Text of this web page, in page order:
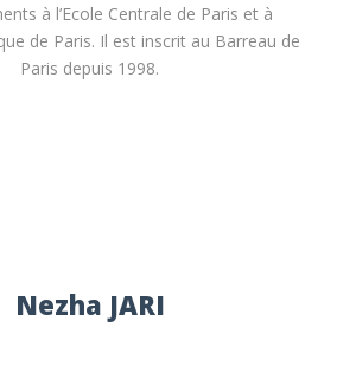
à l’Ecole Centrale de Paris et à
de Paris. Il est inscrit au Barreau de
Paris depuis 1998.
Nezha JARI